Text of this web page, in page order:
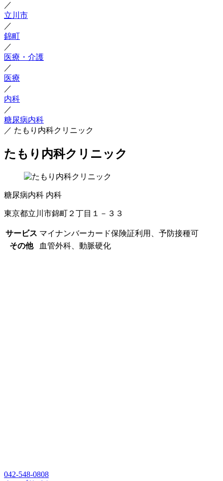
／
立川市
／
錦町
／
医療・介護
／
医療
／
内科
／
糖尿病内科
／ たもり内科クリニック
たもり内科クリニック
糖尿病内科 内科
東京都立川市錦町２丁目１－３３
サービス マイナンバーカード保険証利用、予防接種可
その他
血管外科、動脈硬化
042-548-0808